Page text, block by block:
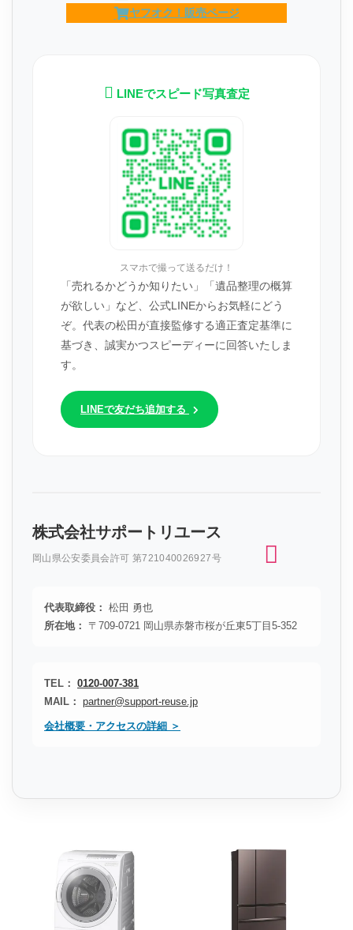
ヤフオク！販売ページ
LINEでスピード写真査定
スマホで撮って送るだけ！
「売れるかどうか知りたい」「遺品整理の概算
が欲しい」など、公式LINEからお気軽にどう
ぞ。代表の松田が直接監修する適正査定基準に
基づき、誠実かつスピーディーに回答いたしま
す。
LINEで友だち追加する
株式会社サポートリユース
岡山県公安委員会許可 第721040026927号
代表取締役： 松田 勇也
所在地：
〒709-0721 岡山県赤磐市桜が丘東5丁目5-352
TEL： 0120-007-381
MAIL： partner@support-reuse.jp
会社概要・アクセスの詳細 ＞